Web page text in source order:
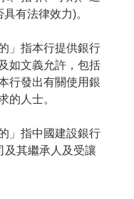
有法律效力)。
」指本行提供銀行
如文義允許，包括
行發出有關使用銀
的人士。
」指中國建設銀行
及其繼承人及受讓